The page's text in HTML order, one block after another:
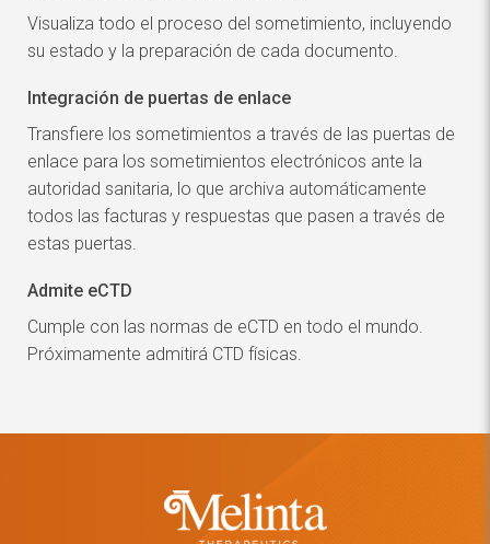
Visualiza todo el proceso del sometimiento, incluyendo
su estado y la preparación de cada documento.
Integración de puertas de enlace
Transfiere los sometimientos a través de las puertas de
enlace para los sometimientos electrónicos ante la
autoridad sanitaria, lo que archiva automáticamente
todos las facturas y respuestas que pasen a través de
estas puertas.
Admite eCTD
Cumple con las normas de eCTD en todo el mundo.
Próximamente admitirá CTD físicas.